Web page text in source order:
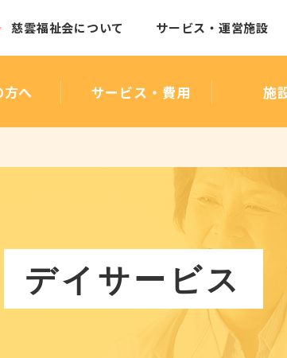
慈雲福祉会について
理念・介護方針
サービス・運営施設
へ サービス・費用 施
デイサービス